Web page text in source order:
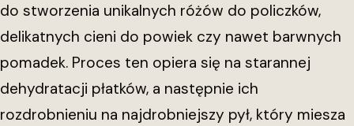
do stworzenia unikalnych różów do policzków,
delikatnych cieni do powiek czy nawet barwnych
pomadek. Proces ten opiera się na starannej
dehydratacji płatków, a następnie ich
rozdrobnieniu na najdrobniejszy pył, który miesza